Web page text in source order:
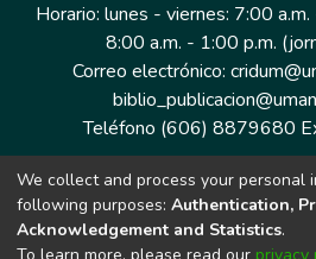
Horario: lunes - viernes: 7:00
8:00 a.m. - 1:00 p.m.
Correo electrónico:
Teléfono (606) 8879680
Dirección: Cra 9 a # 19-03
Manizales,
Colombia.
We collect and process your personal
following purposes: Authentication,
Acknowledgement and Statistics.